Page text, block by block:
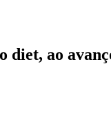
diet, ao